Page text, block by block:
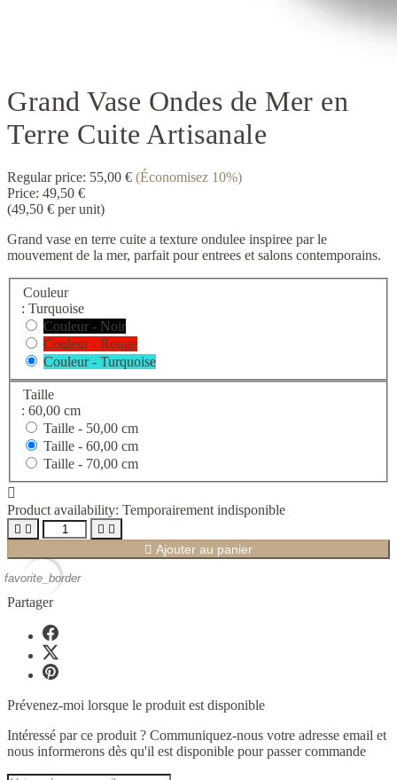
Grand Vase Ondes de Mer en
Terre Cuite Artisanale
Regular price: 55,00 € (Économisez 10%)
Price: 49,50 €
(49,50 € per unit)
Grand vase en terre cuite a texture ondulee inspiree par le
mouvement de la mer, parfait pour entrees et salons contemporains.
Couleur
: Turquoise
Couleur - Noir
Couleur - Rouge
Couleur - Turquoise
Taille
: 60,00 cm
Taille - 50,00 cm
Taille - 60,00 cm
Taille - 70,00 cm

Product availability: Temporairement indisponible
   
 Ajouter au panier
favorite_border
Partager
Prévenez-moi lorsque le produit est disponible
Intéressé par ce produit ? Communiquez-nous votre adresse email et
nous informerons dès qu'il est disponible pour passer commande